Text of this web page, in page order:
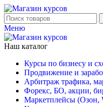
Меню
Наш каталог
Курсы по бизнесу и
Продвижение и
Арбитраж трафика,
Форекс, БО, акции,
Маркетплейсы (Озон,